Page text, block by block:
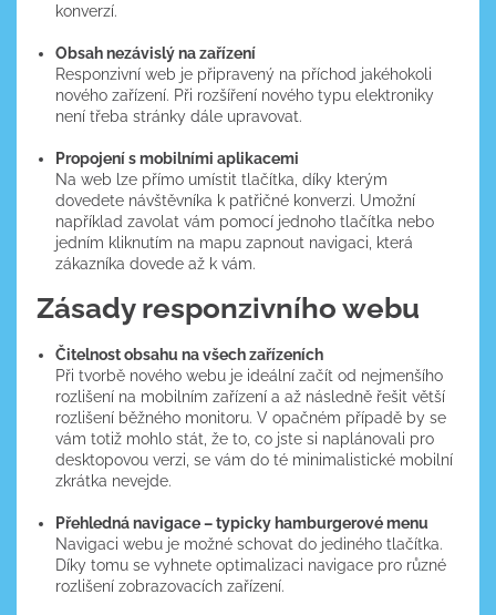
konverzí.
Obsah nezávislý na zařízení
Responzivní web je připravený na příchod jakéhokoli
nového zařízení. Při rozšíření nového typu elektroniky
není třeba stránky dále upravovat.
Propojení s mobilními aplikacemi
Na web lze přímo umístit tlačítka, díky kterým
dovedete návštěvníka k patřičné konverzi. Umožní
například zavolat vám pomocí jednoho tlačítka nebo
jedním kliknutím na mapu zapnout navigaci, která
zákazníka dovede až k vám.
Zásady responzivního webu
Čitelnost obsahu na všech zařízeních
Při tvorbě nového webu je ideální začít od nejmenšího
rozlišení na mobilním zařízení a až následně řešit větší
rozlišení běžného monitoru. V opačném případě by se
vám totiž mohlo stát, že to, co jste si naplánovali pro
desktopovou verzi, se vám do té minimalistické mobilní
zkrátka nevejde.
Přehledná navigace – typicky hamburgerové menu
Navigaci webu je možné schovat do jediného tlačítka.
Díky tomu se vyhnete optimalizaci navigace pro různé
rozlišení zobrazovacích zařízení.